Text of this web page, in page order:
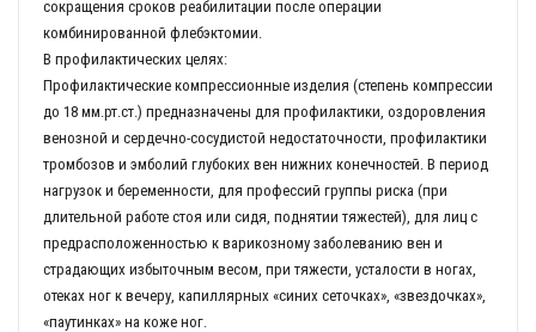
сокращения сроков реабилитации после операции
комбинированной флебэктомии.
В профилактических целях:
Профилактические компрессионные изделия (степень компрессии
до 18 мм.рт.ст.) предназначены для профилактики, оздоровления
венозной и сердечно-сосудистой недостаточности, профилактики
тромбозов и эмболий глубоких вен нижних конечностей. В период
нагрузок и беременности, для профессий группы риска (при
длительной работе стоя или сидя, поднятии тяжестей), для лиц с
предрасположенностью к варикозному заболеванию вен и
страдающих избыточным весом, при тяжести, усталости в ногах,
отеках ног к вечеру, капиллярных «синих сеточках», «звездочках»,
«паутинках» на коже ног.